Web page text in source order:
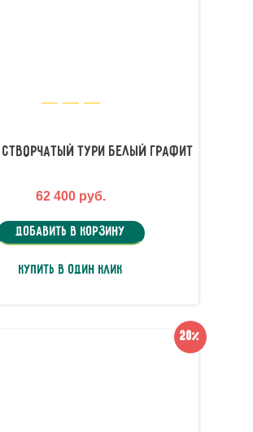
Тури Белый Графит
62 400 руб.
Добавить в корзину
Купить в один клик
20%